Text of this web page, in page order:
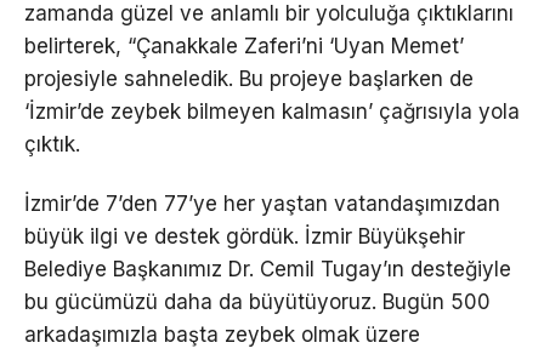
zamanda güzel ve anlamlı bir yolculuğa çıktıklarını
belirterek, “Çanakkale Zaferi’ni ‘Uyan Memet’
projesiyle sahneledik. Bu projeye başlarken de
‘İzmir’de zeybek bilmeyen kalmasın’ çağrısıyla yola
çıktık.
İzmir’de 7’den 77’ye her yaştan vatandaşımızdan
büyük ilgi ve destek gördük. İzmir Büyükşehir
Belediye Başkanımız Dr. Cemil Tugay’ın desteğiyle
bu gücümüzü daha da büyütüyoruz. Bugün 500
arkadaşımızla başta zeybek olmak üzere